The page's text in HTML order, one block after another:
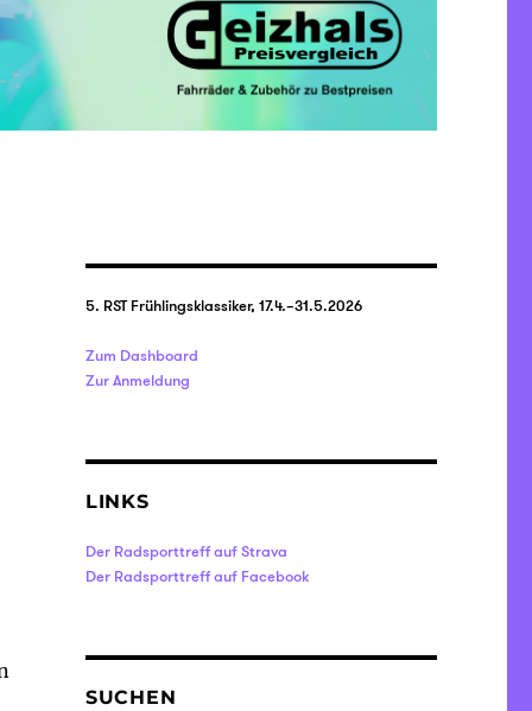
5. RST Frühlingsklassiker, 17.4.–31.5.2026
Zum Dashboard
Zur Anmeldung
LINKS
Der Radsporttreff auf Strava
Der Radsporttreff auf Facebook
SUCHEN